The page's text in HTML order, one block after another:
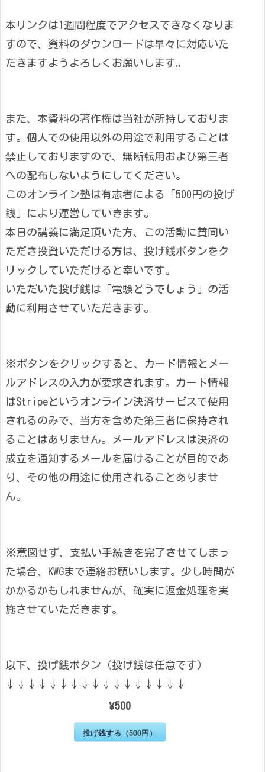
本リンクは1週間程度でアクセスできなくなりま
すので、資料のダウンロードは早々に対応いた
だきますようよろしくお願いします。
また、本資料の著作権は当社が所持しておりま
す。個人での使用以外の用途で利用することは
禁止しておりますので、無断転用および第三者
への配布しないようにしてください。
このオンライン塾は有志者による「500円の投げ
銭」により運営していきます。
本日の講義に満足頂いた方、この活動に賛同い
ただき投資いただける方は、投げ銭ボタンをク
リックしていただけると幸いです。
いただいた投げ銭は「電験どうでしょう」の活
動に利用させていただきます。
※ボタンをクリックすると、カード情報とメー
ルアドレスの入力が要求されます。カード情報
はStripeというオンライン決済サービスで使用
されるのみで、当方を含めた第三者に保持され
ることはありません。メールアドレスは決済の
成立を通知するメールを届けることが目的であ
り、その他の用途に使用されることありませ
ん。
※意図せず、支払い手続きを完了させてしまっ
た場合、KWGまで連絡お願いします。少し時間が
かかるかもしれませんが、確実に返金処理を実
施させていただきます。
以下、投げ銭ボタン（投げ銭は任意です）
↓↓↓↓↓↓↓↓↓↓↓↓↓↓↓↓↓
¥500
投げ銭する（500円）